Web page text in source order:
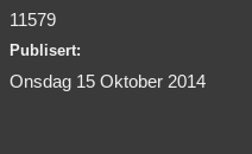
11579
Publisert:
Onsdag 15 Oktober 2014